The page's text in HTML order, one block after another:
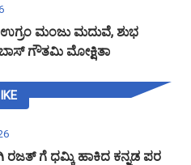
ಮಂಜು ಮದುವೆ, ಶುಭ
ಗೌತಮಿ ಮೋಕ್ಷಿತಾ
ರಜತ್ ಗೆ ಧಮ್ಕಿ ಹಾಕಿದ ಕನ್ನಡ ಪರ